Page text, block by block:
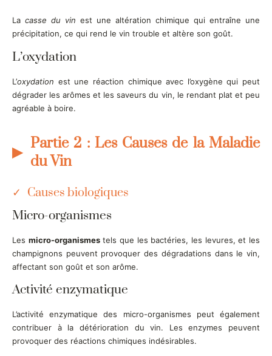
La casse du vin est une altération chimique qui entraîne une
précipitation, ce qui rend le vin trouble et altère son goût.
L’oxydation
L’oxydation est une réaction chimique avec l’oxygène qui peut
dégrader les arômes et les saveurs du vin, le rendant plat et peu
agréable à boire.
Partie 2 : Les Causes de la Maladie
du Vin
Causes biologiques
Micro-organismes
Les micro-organismestels que les bactéries, les levures, et les
champignons peuvent provoquer des dégradations dans le vin,
affectant son goût et son arôme.
Activité enzymatique
L’activité enzymatique des micro-organismes peut également
contribuer à la détérioration du vin. Les enzymes peuvent
provoquer des réactions chimiques indésirables.